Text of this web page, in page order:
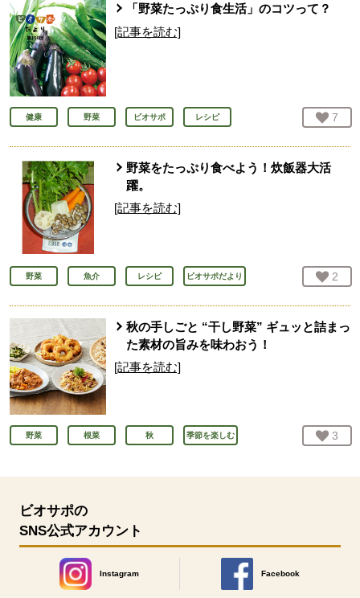
「野菜たっぷり食生活」のコツって？
[記事を読む]
健康 野菜 ビオサポ レシピ お気
7
野菜をたっぷり食べよう！炊飯器大活
躍。
[記事を読む]
野菜 魚介 レシピ ビオサポだより お気
2
秋の手しごと “干し野菜” ギュッと詰まっ
た素材の旨みを味わおう！
[記事を読む]
野菜 根菜 秋 季節を楽しむ お気
3
ビオサポの
SNS公式アカウント
Instagram
別のウィンドウで開きます。
Facebook